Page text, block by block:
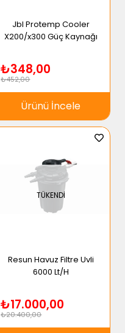
Jbl Protemp Cooler
X200/x300 Güç Kaynağı
₺348,00
₺452,00
Ürünü İncele
TÜKENDI
Resun Havuz Filtre Uvli
6000 Lt/H
₺17.000,00
₺20.400,00